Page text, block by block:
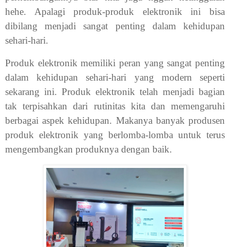
hehe. Apalagi produk-produk elektronik ini bisa
dibilang menjadi sangat penting dalam kehidupan
sehari-hari.
Produk elektronik memiliki peran yang sangat penting
dalam kehidupan sehari-hari yang modern seperti
sekarang ini. Produk elektronik telah menjadi bagian
tak terpisahkan dari rutinitas kita dan memengaruhi
berbagai aspek kehidupan. Makanya banyak produsen
produk elektronik yang berlomba-lomba untuk terus
mengembangkan produknya dengan baik.